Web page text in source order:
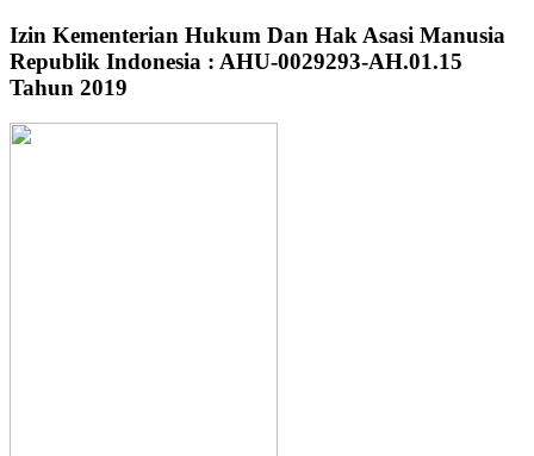
Izin Kementerian Hukum Dan Hak Asasi Manusia
Republik Indonesia : AHU-0029293-AH.01.15
Tahun 2019